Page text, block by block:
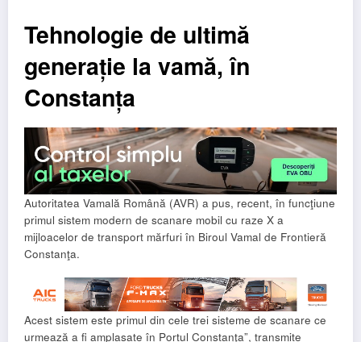
Tehnologie de ultimă
generație la vamă, în
Constanța
Autoritatea Vamală Română (AVR) a pus, recent, în funcţiune
primul sistem modern de scanare mobil cu raze X a
mijloacelor de transport mărfuri în Biroul Vamal de Frontieră
Constanţa.
Acest sistem este primul din cele trei sisteme de scanare ce
urmează a fi amplasate în Portul Constanţa”, transmite